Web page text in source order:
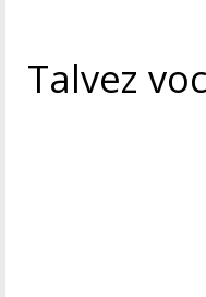
Talvez